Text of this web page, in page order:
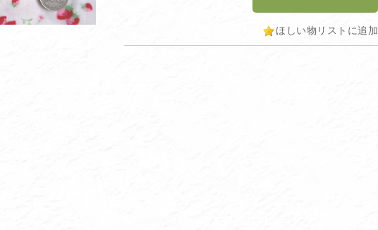
ほしい物リストに追加